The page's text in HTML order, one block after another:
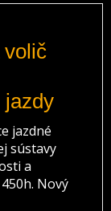
volič
jazdy
jazdné
sústavy
a
Nový